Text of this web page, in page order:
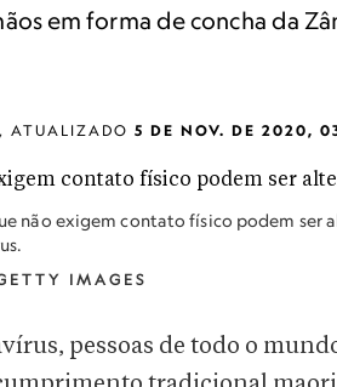
em forma de concha da
, ATUALIZADO 5 DE NOV. DE 2020,
não exigem contato físico podem ser
IMAGES
pessoas de todo o